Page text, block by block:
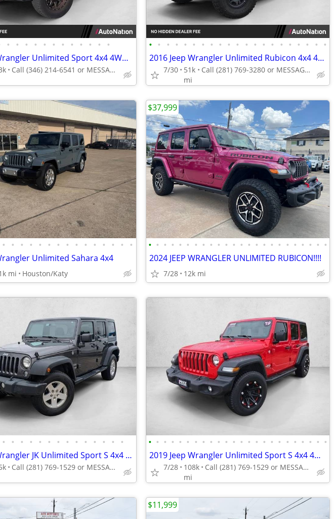
• • • • • • • • • • • •
2015 Jeep Wrangler Unlimited Sport 4x4 4WD SUV AUTONATION
Call (346) 214-6541 or MESSAGE/CHAT to confirm availability
• • • • • • • • • • • • • • • • • • • • •
2016 Jeep Wrangler Unlimited Rubicon 4x4 4WD SUV AUTONATION
7/30
51k
mi
Call (281) 769-3280 or MESSAGE/CHAT to confirm availability
• • • • • • • • • • • • • • •
Unlimited Sahara 4x4
mi Houston/Katy
• • • • • • • • • • • • • • • • • • • • • • • •
2024 JEEP WRANGLER UNLIMITED RUBICON!!!!
7/28 12k mi
$37,999
• • • • • • • • • • • • • •
2018 Jeep Wrangler JK Unlimited Sport S 4x4 4WD SUV AUTONATION
Call (281) 769-1529 or MESSAGE/CHAT to confirm availability
• • • • • • • • • • • • • • • • • • • • • • • •
2019 Jeep Wrangler Unlimited Sport S 4x4 4WD SUV Electric AUTONATION
7/28
108k
mi
Call (281) 769-1529 or MESSAGE/CHAT to confirm availability
$11,999